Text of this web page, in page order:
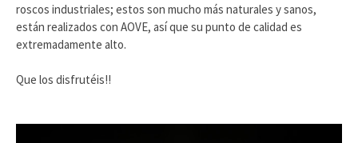
roscos industriales; estos son mucho más naturales y sanos,
están realizados con AOVE, así que su punto de calidad es
extremadamente alto.
Que los disfrutéis!!